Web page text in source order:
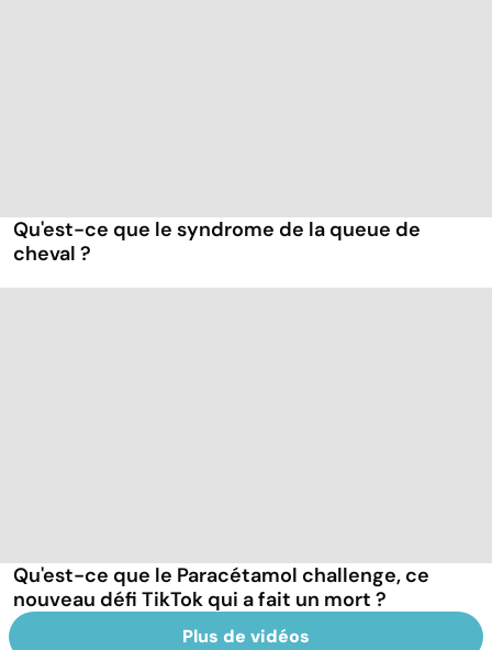
Qu'est-ce que le syndrome de la queue de
cheval ?
Qu'est-ce que le Paracétamol challenge, ce
nouveau défi TikTok qui a fait un mort ?
Plus de vidéos